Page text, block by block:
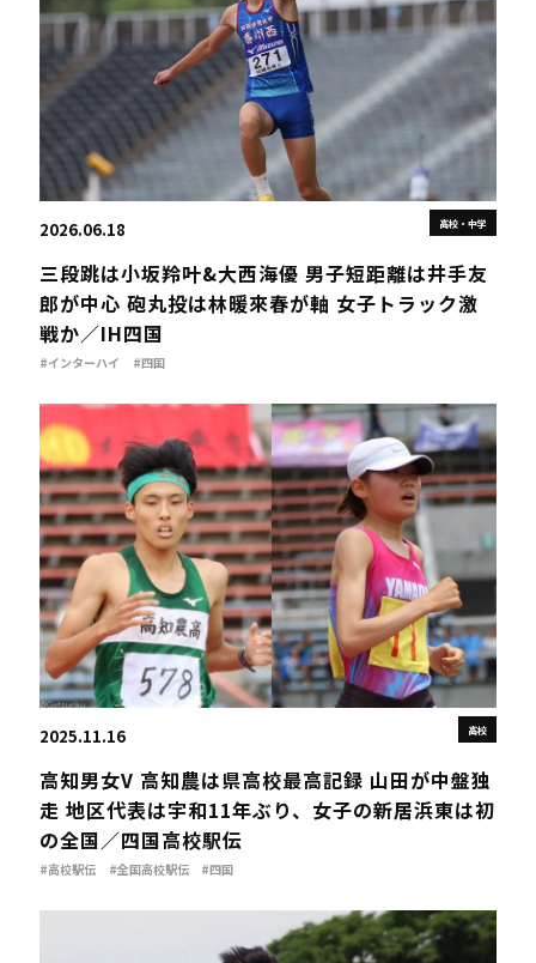
高校・中学
2026.06.18
三段跳は小坂羚叶&大西海優 男子短距離は井手友
郎が中心 砲丸投は林暖來春が軸 女子トラック激
戦か／IH四国
#インターハイ #四国
高校
2025.11.16
高知男女V 高知農は県高校最高記録 山田が中盤独
走 地区代表は宇和11年ぶり、女子の新居浜東は初
の全国／四国高校駅伝
#高校駅伝 #全国高校駅伝 #四国